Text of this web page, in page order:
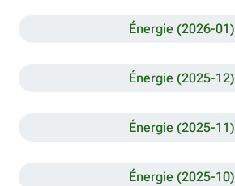
Énergie (2026-01)
Énergie (2025-12)
Énergie (2025-11)
Énergie (2025-10)